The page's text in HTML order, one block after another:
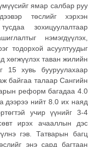
ямар салбар руу
төслийг хэрхэн
зохицуулалтаар
нэмэгдүүлэх,
тодорхой асуултуудыг
хөгжүүлэх таван жилийн
15 хувь бууруулахаар
байгаа талаар Сангийн
реформ багадаа 4.0
дээрээ нийт 8.0 их наяд
учир үүнийг 3-4
ирэх ачааллын дэс
гэв. Татварын багц
энэ сард багтаан